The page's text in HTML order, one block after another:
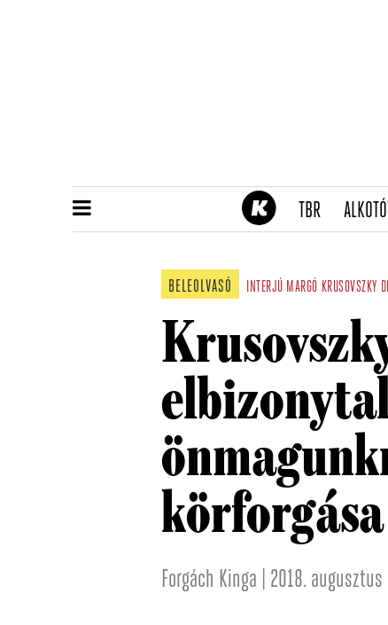
TBR(CURRENT)
BELEOLVASÓ INTERJÚ MARGÓ KRUSOVSZKY
körforgása
Forgách Kinga | 2018. augusztus